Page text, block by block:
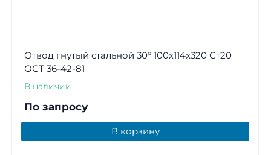
Отвод гнутый стальной 30° 100х114х320 Ст20
ОСТ 36-42-81
В наличии
По запросу
В корзину